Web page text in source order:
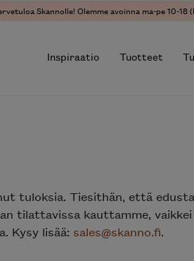
Skannolle! Olemme avoinna ma-pe 10-18
Inspiraatio Tuotteet
tuloksia. Tiesithän, että
tilattavissa kauttamme,
Kysy lisää: sales@skanno.fi.